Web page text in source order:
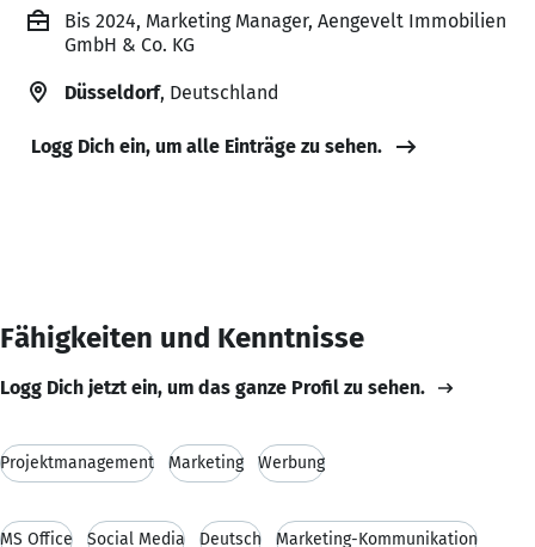
Bis 2024, Marketing Manager, Aengevelt Immobilien
GmbH & Co. KG
Düsseldorf, Deutschland
Logg Dich ein, um alle Einträge zu sehen.
Fähigkeiten und Kenntnisse
Logg Dich jetzt ein, um das ganze Profil zu sehen.
Projektmanagement Marketing Werbung
MS Office Social Media Deutsch Marketing-Kommunikation